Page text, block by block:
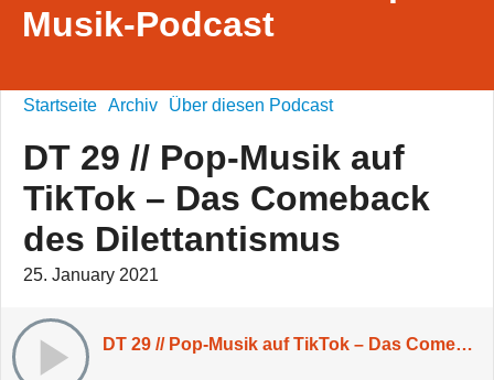
Musik-Podcast
Startseite Archiv Über diesen Podcast
DT 29 // Pop-Musik auf
TikTok – Das Comeback
des Dilettantismus
25. January 2021
DT 29 // Pop-Musik auf TikTok – Das Comeback des Dilettantismus